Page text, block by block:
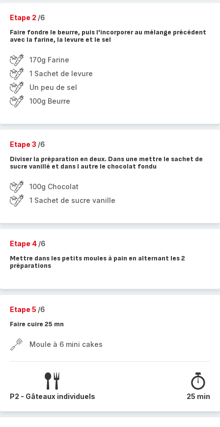
Etape 2 /6
Faire fondre le beurre, puis l'incorporer au mélange précédent
avec la farine, la levure et le sel
170g Farine
1 Sachet de levure
Un peu de sel
100g Beurre
Etape 3 /6
Diviser la préparation en deux. Dans une mettre le sachet de
sucre vanillé et dans l autre le chocolat fondu
100g Chocolat
1 Sachet de sucre vanille
Etape 4 /6
Mettre dans les petits moules à pain en alternant les 2
préparations
Etape 5 /6
Faire cuire 25 mn
Moule à 6 mini cakes
P2 - Gâteaux individuels 25 min